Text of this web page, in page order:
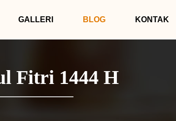
GALLERI BLOG KONTAK
Fitri 1444 H